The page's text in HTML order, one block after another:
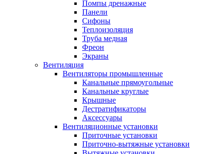
Помпы дренажные
Панели
Сифоны
Теплоизоляция
Труба медная
Фреон
Экраны
Вентиляция
Вентиляторы промышленные
Канальные прямоугольные
Канальные круглые
Крышные
Дестратификаторы
Аксессуары
Вентиляционные установки
Приточные установки
Приточно-вытяжные установки